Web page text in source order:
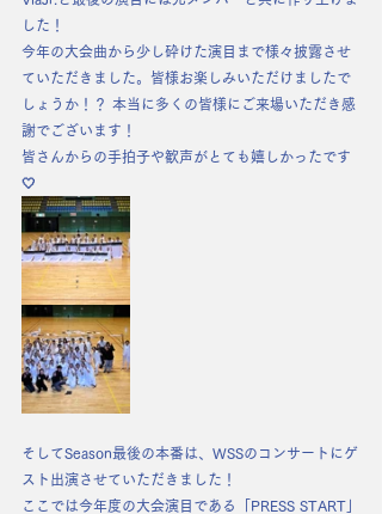
した！
今年の大会曲から少し砕けた演目まで様々披露させ
ていただきました。皆様お楽しみいただけましたで
しょうか！？ 本当に多くの皆様にご来場いただき感
謝でございます！
皆さんからの手拍子や歓声がとても嬉しかったです
🤍
そしてSeason最後の本番は、WSSのコンサートにゲ
スト出演させていただきました！
ここでは今年度の大会演目である「PRESS START」